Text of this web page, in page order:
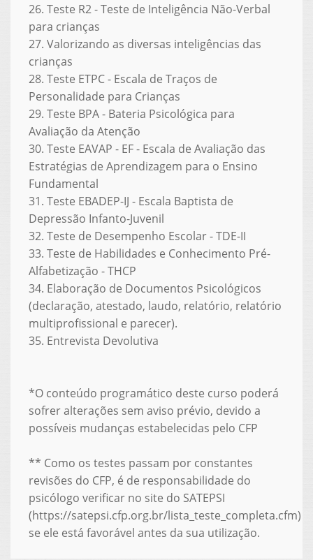
26. Teste R2 - Teste de Inteligência Não-Verbal
para crianças
27. Valorizando as diversas inteligências das
crianças
28. Teste ETPC - Escala de Traços de
Personalidade para Crianças
29. Teste BPA - Bateria Psicológica para
Avaliação da Atenção
30. Teste EAVAP - EF - Escala de Avaliação das
Estratégias de Aprendizagem para o Ensino
Fundamental
31. Teste EBADEP-IJ - Escala Baptista de
Depressão Infanto-Juvenil
32. Teste de Desempenho Escolar - TDE-II
33. Teste de Habilidades e Conhecimento Pré-
Alfabetização - THCP
34. Elaboração de Documentos Psicológicos
(declaração, atestado, laudo, relatório, relatório
multiprofissional e parecer).
35. Entrevista Devolutiva
*O conteúdo programático deste curso poderá
sofrer alterações sem aviso prévio, devido a
possíveis mudanças estabelecidas pelo CFP
** Como os testes passam por constantes
revisões do CFP, é de responsabilidade do
psicólogo verificar no site do SATEPSI
(https://satepsi.cfp.org.br/lista_teste_completa.cfm)
se ele está favorável antes da sua utilização.